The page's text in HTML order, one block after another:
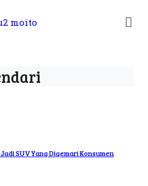
SUV Yang Digemari Konsumen